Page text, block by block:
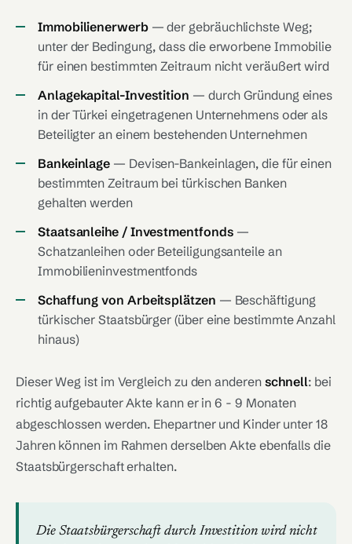
Immobilienerwerb— der gebräuchlichste Weg;
unter der Bedingung, dass die erworbene Immobilie
für einen bestimmten Zeitraum nicht veräußert wird
Anlagekapital-Investition — durch Gründung eines
in der Türkei eingetragenen Unternehmens oder als
Beteiligter an einem bestehenden Unternehmen
Bankeinlage — Devisen-Bankeinlagen, die für einen
bestimmten Zeitraum bei türkischen Banken
gehalten werden
Staatsanleihe / Investmentfonds —
Schatzanleihen oder Beteiligungsanteile an
Immobilieninvestmentfonds
Schaffung von Arbeitsplätzen — Beschäftigung
türkischer Staatsbürger (über eine bestimmte Anzahl
hinaus)
Dieser Weg ist im Vergleich zu den anderen schnell: bei
richtig aufgebauter Akte kann er in 6 - 9 Monaten
abgeschlossen werden. Ehepartner und Kinder unter 18
Jahren können im Rahmen derselben Akte ebenfalls die
Staatsbürgerschaft erhalten.
Die Staatsbürgerschaft durch Investition wird nicht